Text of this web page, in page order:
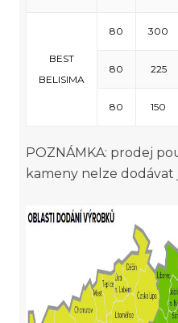
BEST
BELISIMA
80 300
80 225
80 150
POZNÁMKA: prodej
kameny nelze